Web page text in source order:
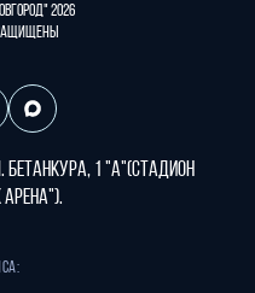
2026
Бетанкура, 1 "А"(стадион